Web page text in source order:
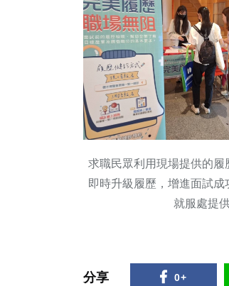
求職民眾利用現場提供的履
即時升級履歷，增進面試
就服處提供
分享 0+